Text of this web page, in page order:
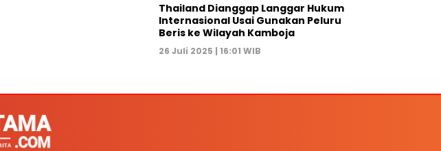
Thailand Dianggap Langgar Hukum
Internasional Usai Gunakan Peluru
Beris ke Wilayah Kamboja
26 Juli 2025 | 16:01 WIB